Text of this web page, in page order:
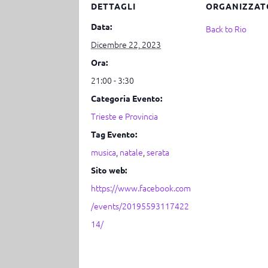
DETTAGLI
Data:
Dicembre 22, 2023
Ora:
21:00 - 3:30
Categoria Evento:
Trieste e Provincia
Tag Evento:
musica, natale,serata
Sito web:
https://www.facebook.com
/events/20195593117422
14/
Back to Rio